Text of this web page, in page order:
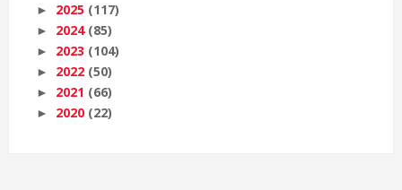
► 2025 (117)
► 2024 (85)
► 2023 (104)
► 2022 (50)
► 2021 (66)
► 2020 (22)